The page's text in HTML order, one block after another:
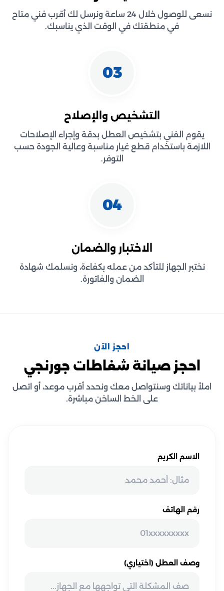
نسعى للوصول خلال 24 ساعة ونرسل لك أقرب فني متاح
في منطقتك في الوقت الذي يناسبك.
03
التشخيص والإصلاح
يقوم الفني بتشخيص العطل بدقة وإجراء الإصلاحات
اللازمة باستخدام قطع غيار مناسبة وعالية الجودة حسب
التوفر.
04
الاختبار والضمان
نختبر الجهاز للتأكد من عمله بكفاءة، ونسلمك شهادة
الضمان والفاتورة.
احجز الآن
احجز صيانة شفاطات جورنجي
املأ بياناتك وسنتواصل معك ونحدد أقرب موعد، أو اتصل
على الخط الساخن مباشرة.
الاسم الكريم
رقم الهاتف
وصف العطل (اختياري)